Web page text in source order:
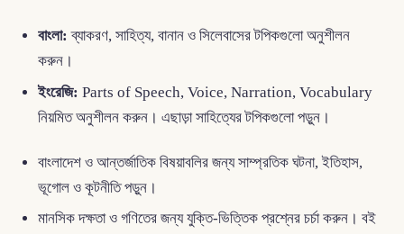
বাংলা: ব্যাকরণ, সাহিত্য, বানান ও সিলেবাসের টপিকগুলো অনুশীলন
করুন।
ইংরেজি: Parts of Speech, Voice, Narration, Vocabulary
নিয়মিত অনুশীলন করুন। এছাড়া সাহিত্যের টপিকগুলো পড়ুন।
বাংলাদেশ ও আন্তর্জাতিক বিষয়াবলির জন্য সাম্প্রতিক ঘটনা, ইতিহাস,
ভূগোল ও কূটনীতি পড়ুন।
মানসিক দক্ষতা ও গণিতের জন্য যুক্তি-ভিত্তিক প্রশ্নের চর্চা করুন। বই